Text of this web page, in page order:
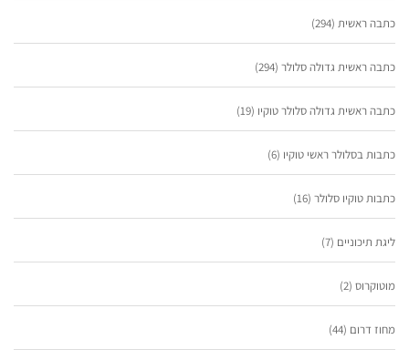
כתבה ראשית (294)
כתבה ראשית גדולה סלולר (294)
כתבה ראשית גדולה סלולר טוקיו (19)
כתבות בסלולר ראשי טוקיו (6)
כתבות טוקיו סלולר (16)
ליגת תיכוניים (7)
מוטוקרוס (2)
מחוז דרום (44)